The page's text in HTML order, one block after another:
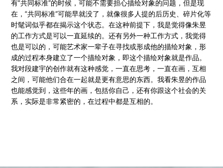
有“共同标准”的时候，可能不需要担心描绘对象的问题，但是现
在，“共同标准”可能早就没了，就像很多人提的后历史、碎片化等
时髦词似乎都在揭示这个状态。在这种前提下，我是觉得像朱昱
的工作方式是可以一直延续的。还有另外一种工作方式，我觉得
也是可以的，可能艺术家一辈子在寻找或形成他的描绘对象，形
成的过程本身建立了一个描绘对象，即这个描绘对象就是作品。
我对段建宇的创作就有这种感觉，一直在思考，一直在画，互相
之间，可能他们合在一起就是更有意思的东西。我看朱昱的作品
也能感觉到，这些年的画，包括你自己，还有你跟这个社会的关
系，实际是非常紧密的，在过程中都是互相的。